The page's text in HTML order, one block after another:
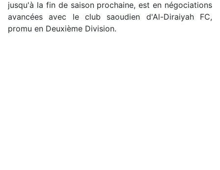
jusqu'à la fin de saison prochaine, est en négociations
avancées avec le club saoudien d'Al-Diraiyah FC,
promu en Deuxième Division.